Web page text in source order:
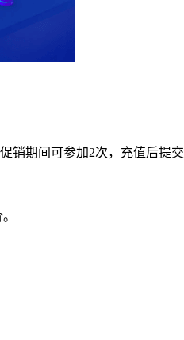
销期间可参加2次，充值后提